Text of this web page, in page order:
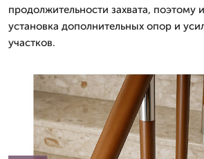
продолжительности захвата, поэтому
установка дополнительных опор и
участков.